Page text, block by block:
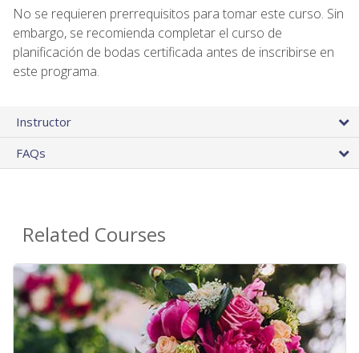
No se requieren prerrequisitos para tomar este curso. Sin
embargo, se recomienda completar el curso de
planificación de bodas certificada antes de inscribirse en
este programa.
Instructor
FAQs
Related Courses